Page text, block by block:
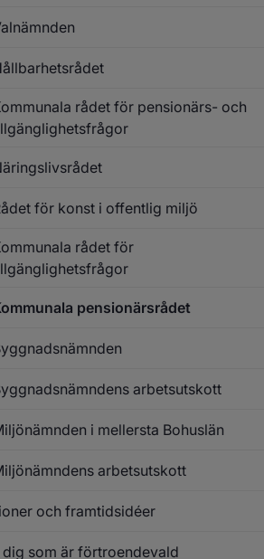
rådet för pensionärs- och
för konst i offentlig miljö
rådet för
pensionärsrådet
arbetsutskott
i mellersta Bohuslän
arbetsutskott
och framtidsidéer
dig som är förtroendevald